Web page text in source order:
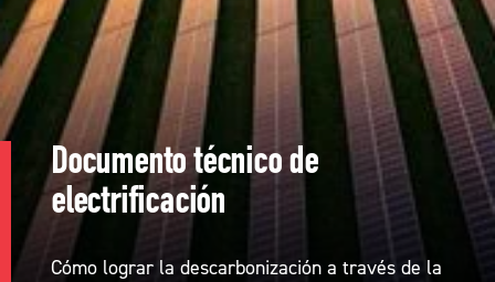
Documento técnico de
electrificación
Cómo lograr la descarbonización a través de la